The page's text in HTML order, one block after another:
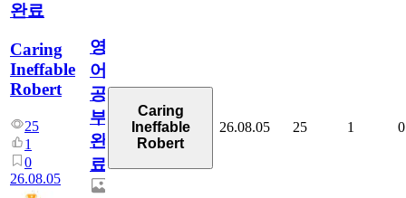
완료
Caring
Ineffable
Robert
25
1
0
26.08.05
영
어
공
부
완
료
Caring
Ineffable
Robert
26.08.05 25 1 0